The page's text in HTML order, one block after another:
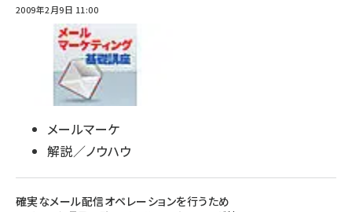
2009年2月9日 11:00
メールマーケ
解説／ノウハウ
確実なメール配信オペレーションを行うため